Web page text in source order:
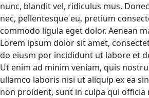
nunc, blandit vel, ridiculus mus.
nec, pellentesque eu, pretium
commodo ligula eget dolor. Aenean
Lorem ipsum dolor sit amet,
do eiusm por incididunt ut labore et
Ut enim ad minim veniam, quis
ullamco laboris nisi ut aliquip ex ea
non proident, sunt in culpa qui